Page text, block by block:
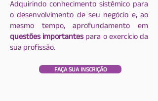
Adquirindo conhecimento sistêmico para
o desenvolvimento de seu negócio e, ao
mesmo tempo, aprofundamento em
questões importantespara o exercício da
sua profissão.
FAÇA SUA INSCRIÇÃO